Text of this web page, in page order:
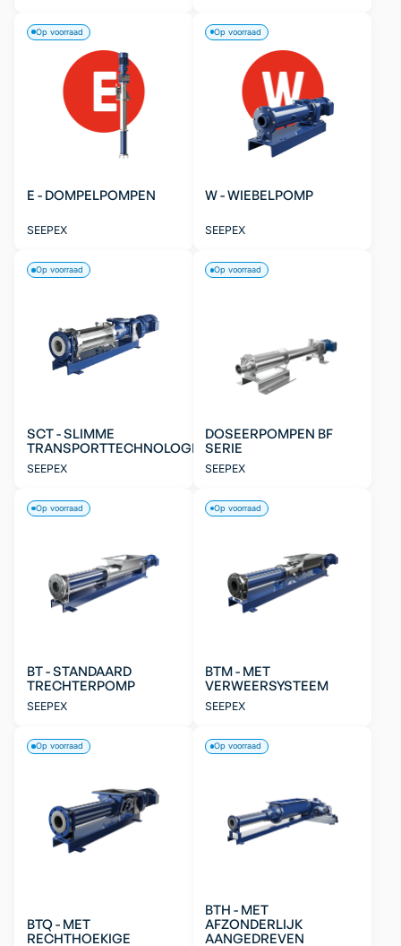
E - DOMPELPOMPEN
SEEPEX
Op voorraad
W - WIEBELPOMP
SEEPEX
Op voorraad
SCT - SLIMME
TRANSPORTTECHNOLOGIE
SEEPEX
Op voorraad
DOSEERPOMPEN BF
SERIE
SEEPEX
Op voorraad
BT - STANDAARD
TRECHTERPOMP
SEEPEX
Op voorraad
BTM - MET
VERWEERSYSTEEM
SEEPEX
Op voorraad
BTQ - MET
RECHTHOEKIGE
Op voorraad
BTH - MET
AFZONDERLIJK
AANGEDREVEN
Op voorraad